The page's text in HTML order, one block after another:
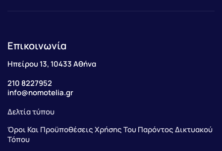
Επικοινωνία
Ηπείρου 13, 10433 Αθήνα
210 8227952
info@nomotelia.gr
Δελτία τύπου
Όροι Και Προϋποθέσεις Χρήσης Του Παρόντος Δικτυακού
Τόπου